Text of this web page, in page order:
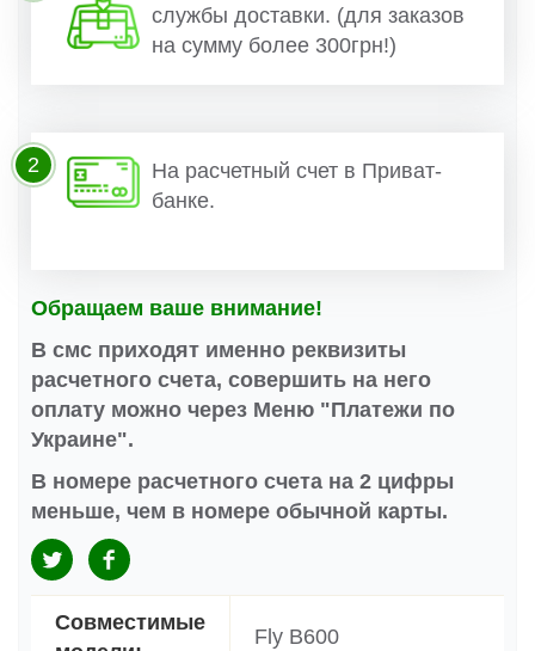
службы доставки. (для заказов
на сумму более 300грн!)
На расчетный счет в Приват-
банке.
2
Обращаем ваше внимание!
В смс приходят именно реквизиты
расчетного счета, совершить на него
оплату можно через Меню "Платежи по
Украине".
В номере расчетного счета на 2 цифры
меньше, чем в номере обычной карты.
Совместимые
Fly B600